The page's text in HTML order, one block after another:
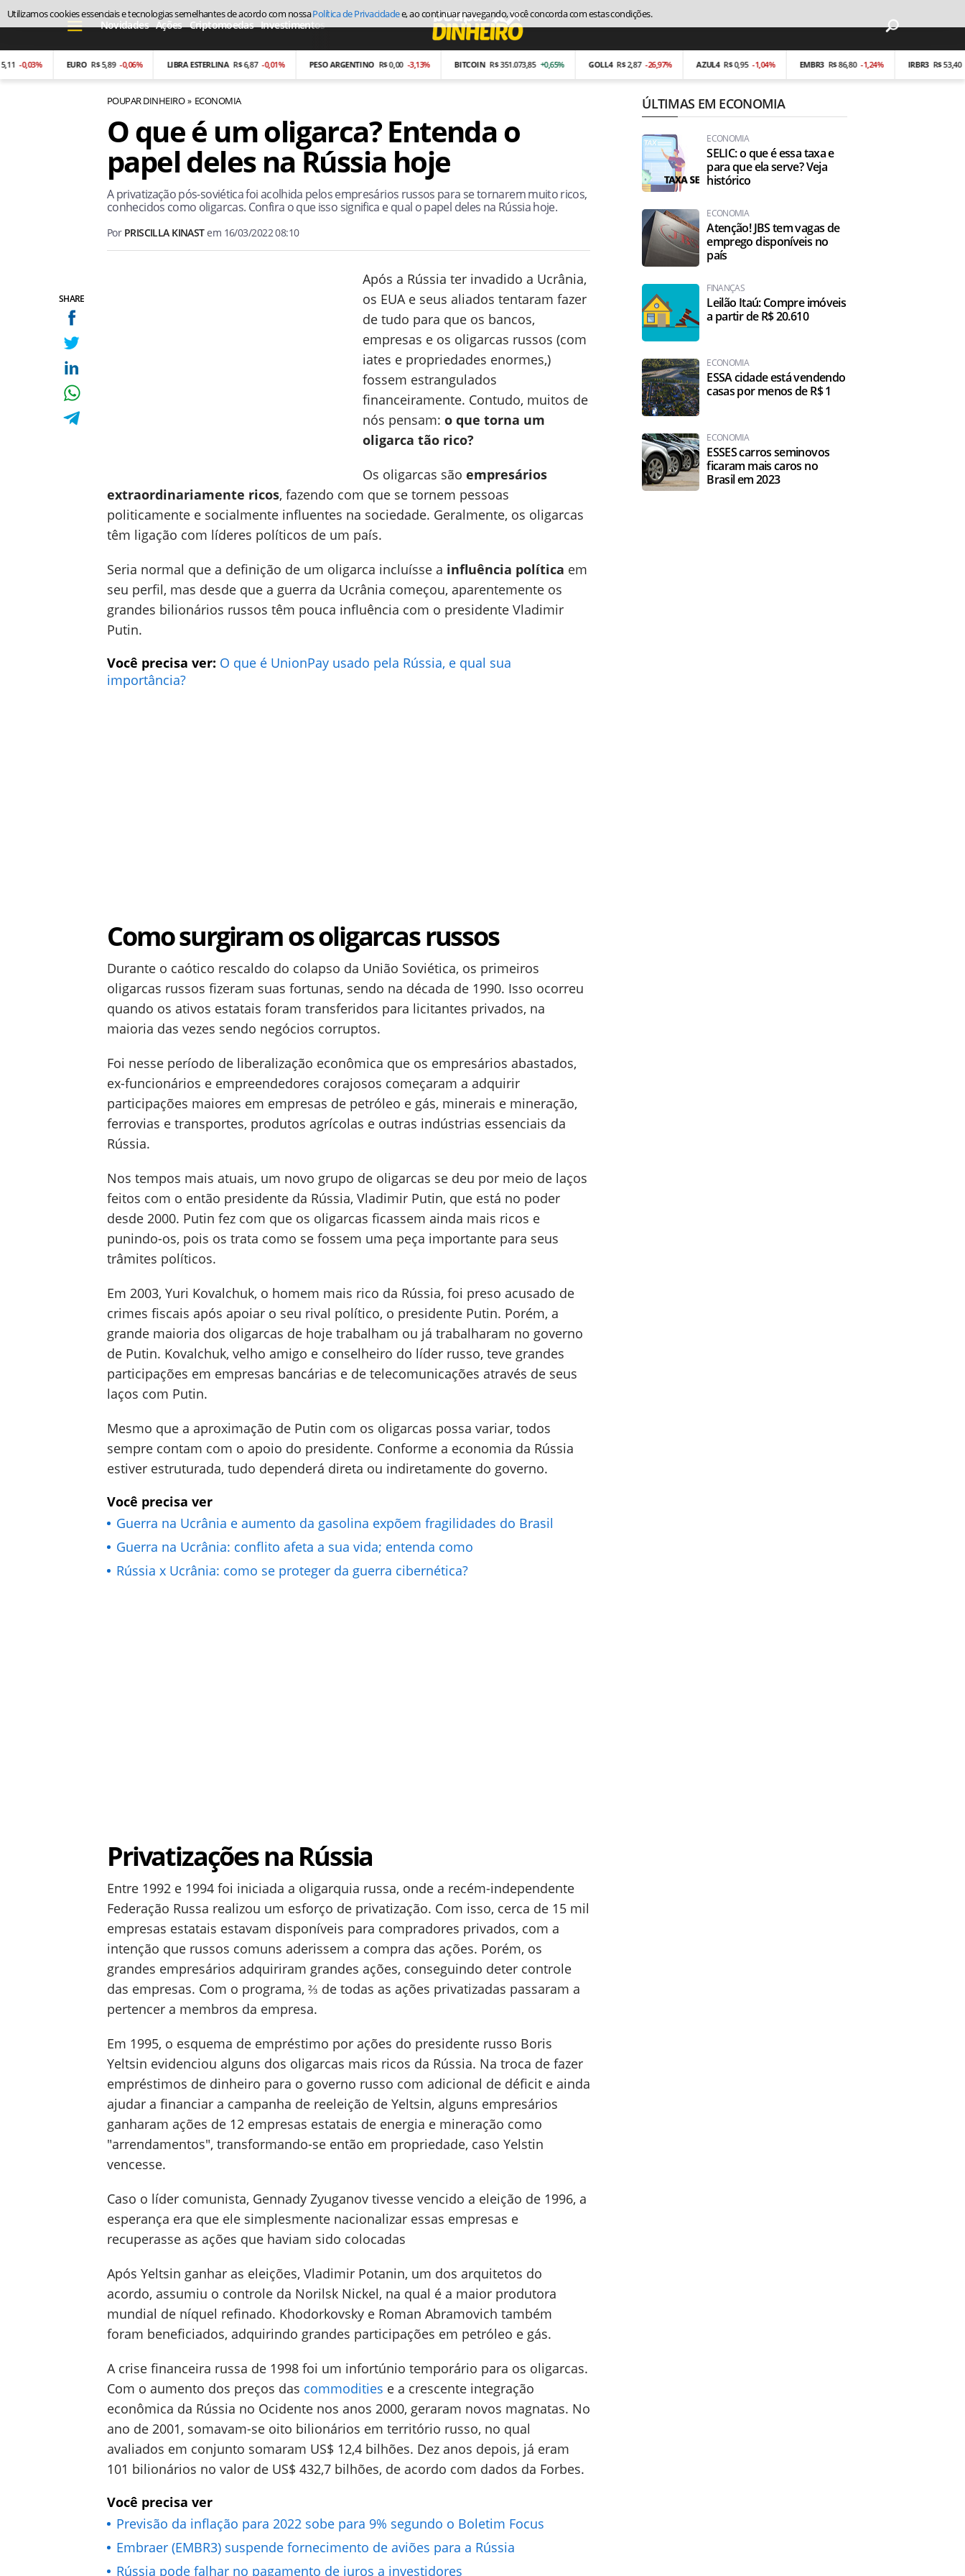
Novidades Ações Criptomoedas Investimentos Economia
EURO R$ 5,89 -0,06% LIBRA ESTERLINA R$ 6,87 -0,01% PESO ARGENTINO R$ 0,00 -3,13% BITCOIN R$ 351.073,85 +0,65% GOLL4 R$ 2,87 -26,97% AZUL4 R$ 0,95 -1,04% EMBR3 R$ 86,80 -1,24% IRBR3 R$ 53,40 -0,19%
POUPAR DINHEIRO ECONOMIA
SHARE
O que é um oligarca? Entenda o
papel deles na Rússia hoje
A privatização pós-soviética foi acolhida pelos empresários russos para se tornarem muito ricos,
conhecidos como oligarcas. Confira o que isso significa e qual o papel deles na Rússia hoje.
Por PRISCILLA KINASTem 16/03/2022 08:10
Após a Rússia ter invadido a Ucrânia,
os EUA e seus aliados tentaram fazer
de tudo para que os bancos,
empresas e os oligarcas russos (com
iates e propriedades enormes,)
fossem estrangulados
financeiramente. Contudo, muitos de
nós pensam: o que torna um
oligarca tão rico?
Os oligarcas são empresários
extraordinariamente ricos, fazendo com que se tornem pessoas
politicamente e socialmente influentes na sociedade. Geralmente, os oligarcas
têm ligação com líderes políticos de um país.
Seria normal que a definição de um oligarca incluísse a influência política em
seu perfil, mas desde que a guerra da Ucrânia começou, aparentemente os
grandes bilionários russos têm pouca influência com o presidente Vladimir
Putin.
Você precisa ver: O que é UnionPay usado pela Rússia, e qual sua
importância?
Como surgiram os oligarcas russos
Durante o caótico rescaldo do colapso da União Soviética, os primeiros
oligarcas russos fizeram suas fortunas, sendo na década de 1990. Isso ocorreu
quando os ativos estatais foram transferidos para licitantes privados, na
maioria das vezes sendo negócios corruptos.
Foi nesse período de liberalização econômica que os empresários abastados,
ex-funcionários e empreendedores corajosos começaram a adquirir
participações maiores em empresas de petróleo e gás, minerais e mineração,
ferrovias e transportes, produtos agrícolas e outras indústrias essenciais da
Rússia.
Nos tempos mais atuais, um novo grupo de oligarcas se deu por meio de laços
feitos com o então presidente da Rússia, Vladimir Putin, que está no poder
desde 2000. Putin fez com que os oligarcas ficassem ainda mais ricos e
punindo-os, pois os trata como se fossem uma peça importante para seus
trâmites políticos.
Em 2003, Yuri Kovalchuk, o homem mais rico da Rússia, foi preso acusado de
crimes fiscais após apoiar o seu rival político, o presidente Putin. Porém, a
grande maioria dos oligarcas de hoje trabalham ou já trabalharam no governo
de Putin. Kovalchuk, velho amigo e conselheiro do líder russo, teve grandes
participações em empresas bancárias e de telecomunicações através de seus
laços com Putin.
Mesmo que a aproximação de Putin com os oligarcas possa variar, todos
sempre contam com o apoio do presidente. Conforme a economia da Rússia
estiver estruturada, tudo dependerá direta ou indiretamente do governo.
Você precisa ver
Guerra na Ucrânia e aumento da gasolina expõem fragilidades do Brasil
Guerra na Ucrânia: conflito afeta a sua vida; entenda como
Rússia x Ucrânia: como se proteger da guerra cibernética?
Privatizações na Rússia
Entre 1992 e 1994 foi iniciada a oligarquia russa, onde a recém-independente
Federação Russa realizou um esforço de privatização. Com isso, cerca de 15 mil
empresas estatais estavam disponíveis para compradores privados, com a
intenção que russos comuns aderissem a compra das ações. Porém, os
grandes empresários adquiriram grandes ações, conseguindo deter controle
das empresas. Com o programa, ⅔ de todas as ações privatizadas passaram a
pertencer a membros da empresa.
Em 1995, o esquema de empréstimo por ações do presidente russo Boris
Yeltsin evidenciou alguns dos oligarcas mais ricos da Rússia. Na troca de fazer
empréstimos de dinheiro para o governo russo com adicional de déficit e ainda
ajudar a financiar a campanha de reeleição de Yeltsin, alguns empresários
ganharam ações de 12 empresas estatais de energia e mineração como
"arrendamentos", transformando-se então em propriedade, caso Yelstin
vencesse.
Caso o líder comunista, Gennady Zyuganov tivesse vencido a eleição de 1996, a
esperança era que ele simplesmente nacionalizar essas empresas e
recuperasse as ações que haviam sido colocadas
Após Yeltsin ganhar as eleições, Vladimir Potanin, um dos arquitetos do
acordo, assumiu o controle da Norilsk Nickel, na qual é a maior produtora
mundial de níquel refinado. Khodorkovsky e Roman Abramovich também
foram beneficiados, adquirindo grandes participações em petróleo e gás.
A crise financeira russa de 1998 foi um infortúnio temporário para os oligarcas.
Com o aumento dos preços das commodities e a crescente integração
econômica da Rússia no Ocidente nos anos 2000, geraram novos magnatas. No
ano de 2001, somavam-se oito bilionários em território russo, no qual
avaliados em conjunto somaram US$ 12,4 bilhões. Dez anos depois, já eram
101 bilionários no valor de US$ 432,7 bilhões, de acordo com dados da Forbes.
Você precisa ver
Previsão da inflação para 2022 sobe para 9% segundo o Boletim Focus
Embraer (EMBR3) suspende fornecimento de aviões para a Rússia
Rússia pode falhar no pagamento de juros a investidores
ÚLTIMAS EM ECONOMIA
ECONOMIA
SELIC: o que é essa taxa e
para que ela serve? Veja
histórico
ECONOMIA
Atenção! JBS tem vagas de
emprego disponíveis no
país
FINANÇAS
Leilão Itaú: Compre imóveis
a partir de R$ 20.610
ECONOMIA
ESSA cidade está vendendo
casas por menos de R$ 1
ECONOMIA
ESSES carros seminovos
ficaram mais caros no
Brasil em 2023
Utilizamos cookies essenciais e tecnologias semelhantes de acordo com nossaPolítica de Privacidadee, ao continuar navegando, você concorda com estas condições.